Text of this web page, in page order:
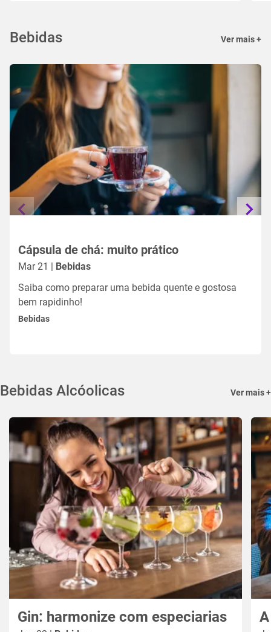
Bebidas Ver mais +
Cápsula de chá: muito prático
Mar 21 | Bebidas
Saiba como preparar uma bebida quente e gostosa
bem rapidinho!
Bebidas
Bebidas Alcóolicas Ver mais +
Gin: harmonize com especiarias